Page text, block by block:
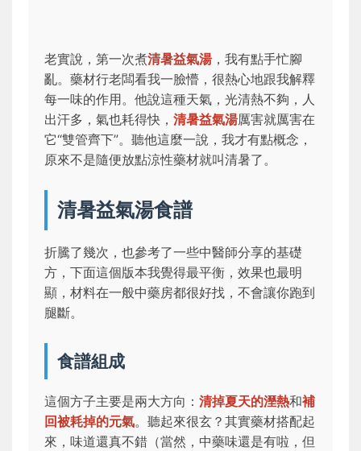
老實說，第一次煮清暑益氣湯，我有點手忙腳
亂。藥材行老闆看我一臉懵，很熱心地跟我解釋
每一味的作用。他說這種天氣，光清熱不夠，人
出汗多，氣也耗得快， 清暑益氣湯厲害就厲害在
它“雙管齊下”。聽他這麼一說，我才有點概念，
原來不是隨便放點涼性藥材就叫清暑了。
清暑益氣湯食譜
折騰了幾次，也參考了一些中醫師分享的基礎
方，下面這個版本我覺得最平衡，效果也最明
顯，材料在一般中藥房都很好找，不會讓你跑到
腿斷。
食譜組成
這個方子主要是兩大方向： 清掉夏天的溼熱和補
回被耗掉的元氣。聽起來很玄？其實藥材搭配起
來，味道還真不錯（當然，中藥味還是有啦，但